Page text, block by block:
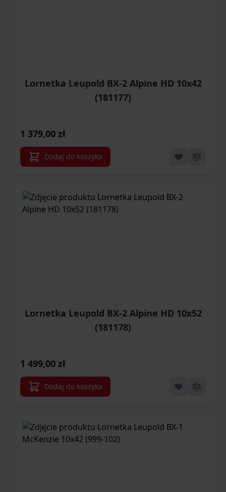
Lornetka Leupold BX-2 Alpine HD 10x42
(181177)
1 379,00 zł
Dodaj do koszyka
Lornetka Leupold BX-2 Alpine HD 10x52
(181178)
1 499,00 zł
Dodaj do koszyka